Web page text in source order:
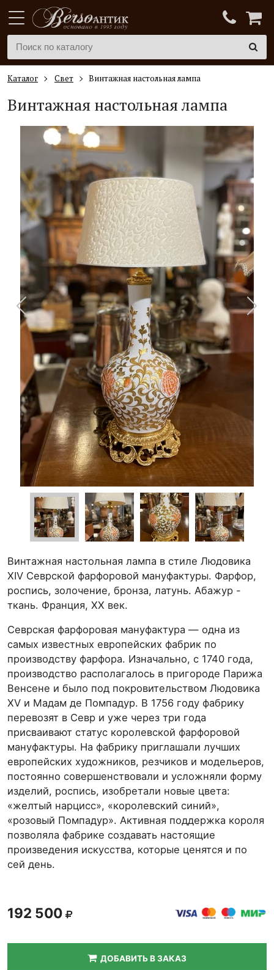
Каталог Свет Винтажная настольная лампа
Винтажная настольная лампа
Винтажная настольная лампа в стиле Людовика
XIV Севрской фарфоровой мануфактуры. Фарфор,
роспись, золочение, бронза, латунь. Абажур -
ткань. Франция, ХХ век.
Севрская фарфоровая мануфактура — одна из
самых известных европейских фабрик по
производству фарфора. Изначально, с 1740 года,
производство располагалось в пригороде Парижа
Венсене и было под покровительством Людовика
XV и Мадам де Помпадур. В 1756 году фабрику
перевозят в Севр и уже через три года
присваивают статус королевской фарфоровой
мануфактуры. На фабрику приглашали лучших
европейских художников, резчиков и модельеров,
постоянно совершенствовали и усложняли форму
изделий, роспись, изобретали новые цвета:
«желтый нарцисс», «королевский синий»,
«розовый Помпадур». Активная поддержка короля
позволяла фабрике создавать настоящие
произведения искусства, которые ценятся и по
сей день.
192 500
ДОБАВИТЬ В ЗАКАЗ